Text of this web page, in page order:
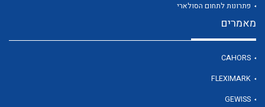
פתרונות לתחום הסולארי
מאמרים
CAHORS
FLEXIMARK
GEWISS